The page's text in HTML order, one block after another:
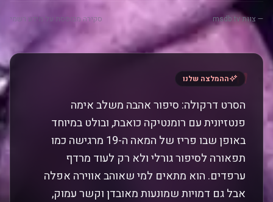
— צוות msdb.tv סקירה מבוססת על מידע רשמי
" ההמלצה שלנו
הסרט דרקולה: סיפור אהבה משלב אימה
פנטזיונית עם רומנטיקה כואבת, ובולט במיוחד
באופן שבו פריז של המאה ה-19 מרגישה כמו
תפאורה לסיפור גורלי ולא רק לעוד מרדף
ערפדים. הוא מתאים למי שאוהב אווירה אפלה
אבל גם דמויות שמונעות מאובדן וקשר עמוק,